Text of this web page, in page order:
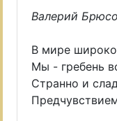
Валерий
В мире
Мы - гребень
Странно и